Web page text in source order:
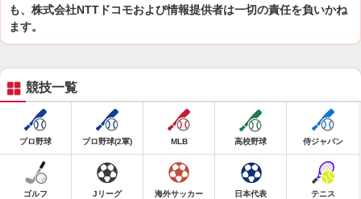
も、株式会社NTTドコモおよび情報提供者は一切の責任を負いかね
ます。
競技一覧
プロ野球 プロ野球(2軍) MLB 高校野球 侍ジャパン
ゴルフ Jリーグ 海外サッカー 日本代表 テニス